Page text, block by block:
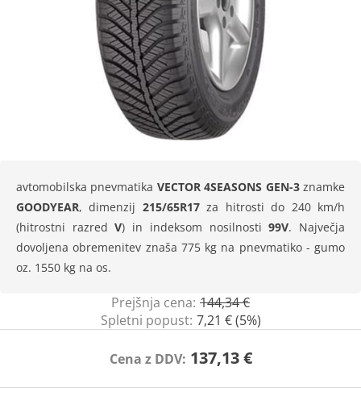
avtomobilska pnevmatika VECTOR 4SEASONS GEN-3znamke
GOODYEAR, dimenzij 215/65R17za hitrosti do 240 km/h
(hitrostni razredV) in indeksom nosilnosti99V. Največja
dovoljena obremenitev znaša 775 kg na pnevmatiko - gumo
oz. 1550 kg na os.
Prejšnja cena: 144,34 €
Spletni popust: 7,21 € (5%)
Cena z DDV: 137,13 €